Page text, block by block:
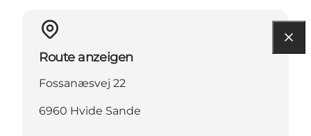
Route anzeigen
Fossanæsvej 22
6960 Hvide Sande